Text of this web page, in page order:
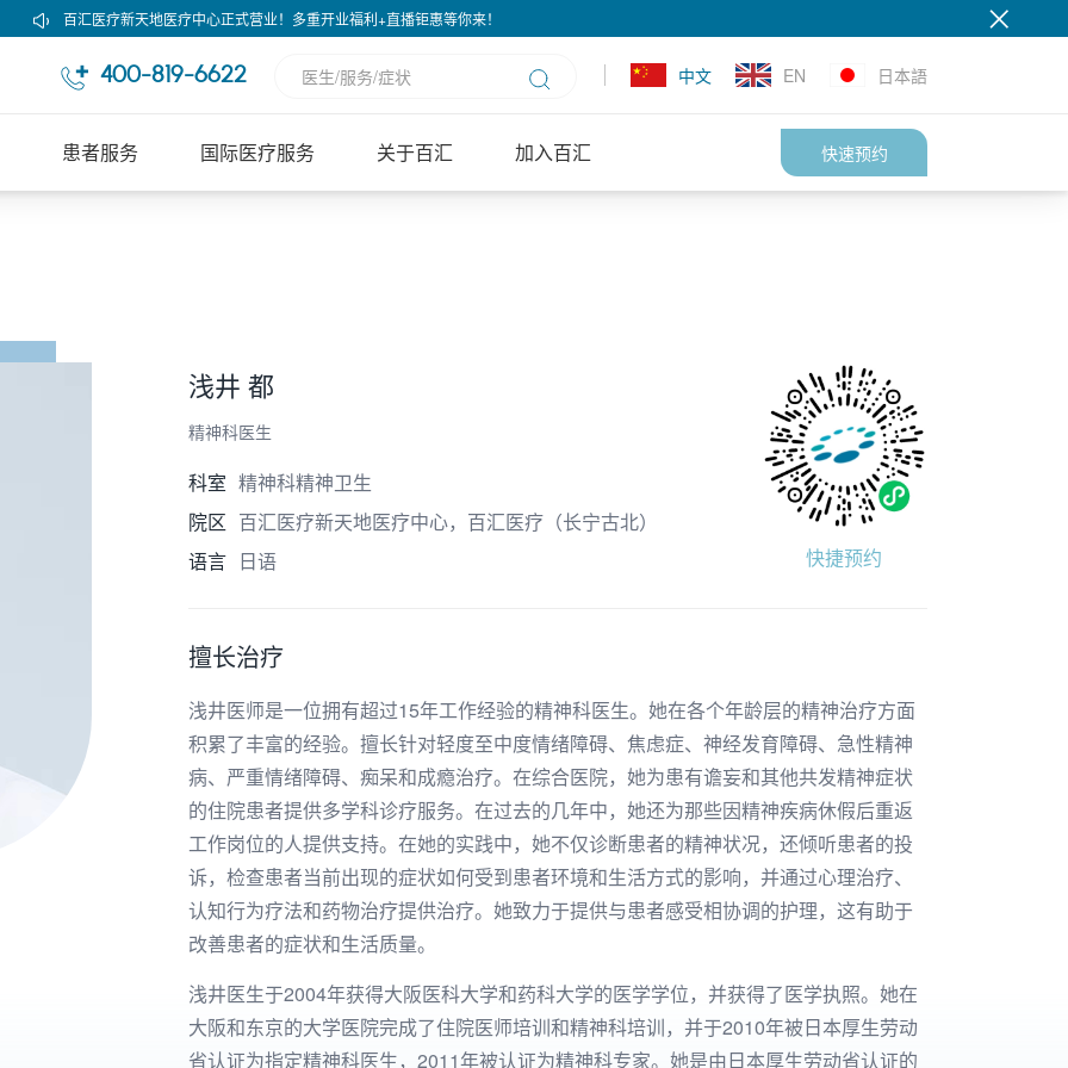
百汇医疗新天地医疗中心正式营业！多重开业福利+直播钜惠等你来！
400-819-6622 中文 EN 日本語
患者服务 国际医疗服务 关于百汇 加入百汇 快速预约
浅井 都
精神科医生
科室 精神科精神卫生
院区 百汇医疗新天地医疗中心，百汇医疗（长宁古北）
语言 日语 快捷预约
擅长治疗
浅井医师是一位拥有超过15年工作经验的精神科医生。她在各个年龄层的精神治疗方面
积累了丰富的经验。擅长针对轻度至中度情绪障碍、焦虑症、神经发育障碍、急性精神
病、严重情绪障碍、痴呆和成瘾治疗。在综合医院，她为患有谵妄和其他共发精神症状
的住院患者提供多学科诊疗服务。在过去的几年中，她还为那些因精神疾病休假后重返
工作岗位的人提供支持。在她的实践中，她不仅诊断患者的精神状况，还倾听患者的投
诉，检查患者当前出现的症状如何受到患者环境和生活方式的影响，并通过心理治疗、
认知行为疗法和药物治疗提供治疗。她致力于提供与患者感受相协调的护理，这有助于
改善患者的症状和生活质量。
浅井医生于2004年获得大阪医科大学和药科大学的医学学位，并获得了医学执照。她在
大阪和东京的大学医院完成了住院医师培训和精神科培训，并于2010年被日本厚生劳动
省认证为指定精神科医生，2011年被认证为精神科专家。她是由日本厚生劳动省认证的